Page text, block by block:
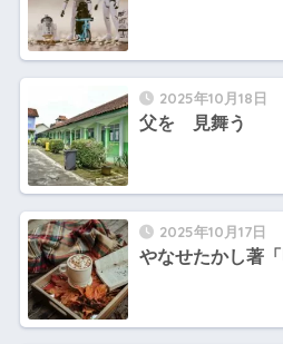
2025年10月18日
父を 見舞う
2025年10月17日
やなせたかし著